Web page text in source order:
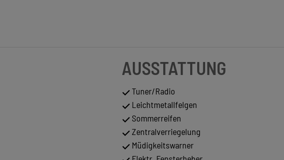
AUSSTATTUNG
Tuner/Radio
Leichtmetallfelgen
Sommerreifen
Zentralverriegelung
Müdigkeitswarner